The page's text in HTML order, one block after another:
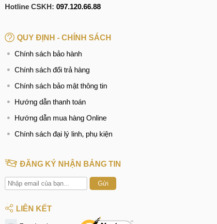
Hotline CSKH: 097.120.66.88
QUY ĐỊNH - CHÍNH SÁCH
Chính sách bảo hành
Chính sách đổi trả hàng
Chính sách bảo mật thông tin
Hướng dẫn thanh toán
Hướng dẫn mua hàng Online
Chính sách đại lý linh, phụ kiện
ĐĂNG KÝ NHẬN BẢNG TIN
Gửi
LIÊN KẾT